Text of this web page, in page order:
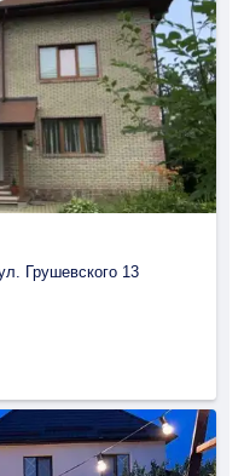
Грушевского 13